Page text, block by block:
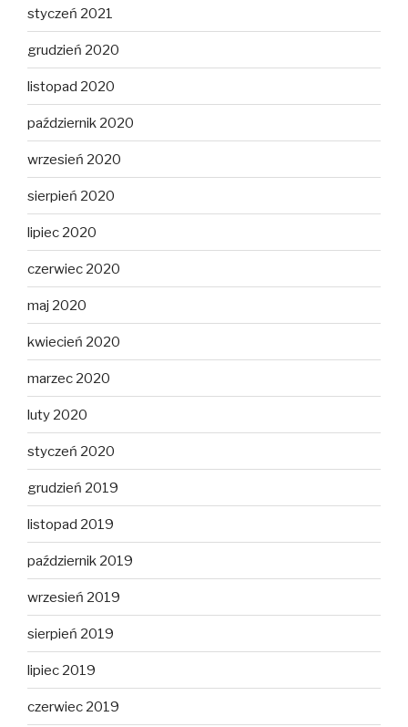
styczeń 2021
grudzień 2020
listopad 2020
październik 2020
wrzesień 2020
sierpień 2020
lipiec 2020
czerwiec 2020
maj 2020
kwiecień 2020
marzec 2020
luty 2020
styczeń 2020
grudzień 2019
listopad 2019
październik 2019
wrzesień 2019
sierpień 2019
lipiec 2019
czerwiec 2019